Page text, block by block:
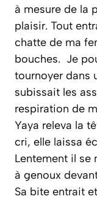
à mesure de la
plaisir. Tout
chatte de ma
bouches. Je
tournoyer dans
subissait les
respiration de
Yaya releva la
cri, elle laissa
Lentement il se
à genoux
Sa bite entrait